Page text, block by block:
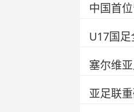
中国首
U17国
塞尔维
亚足联